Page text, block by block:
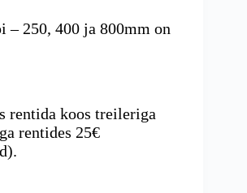
– 250, 400 ja 800mm on
rentida koos treileriga
rentides 25€